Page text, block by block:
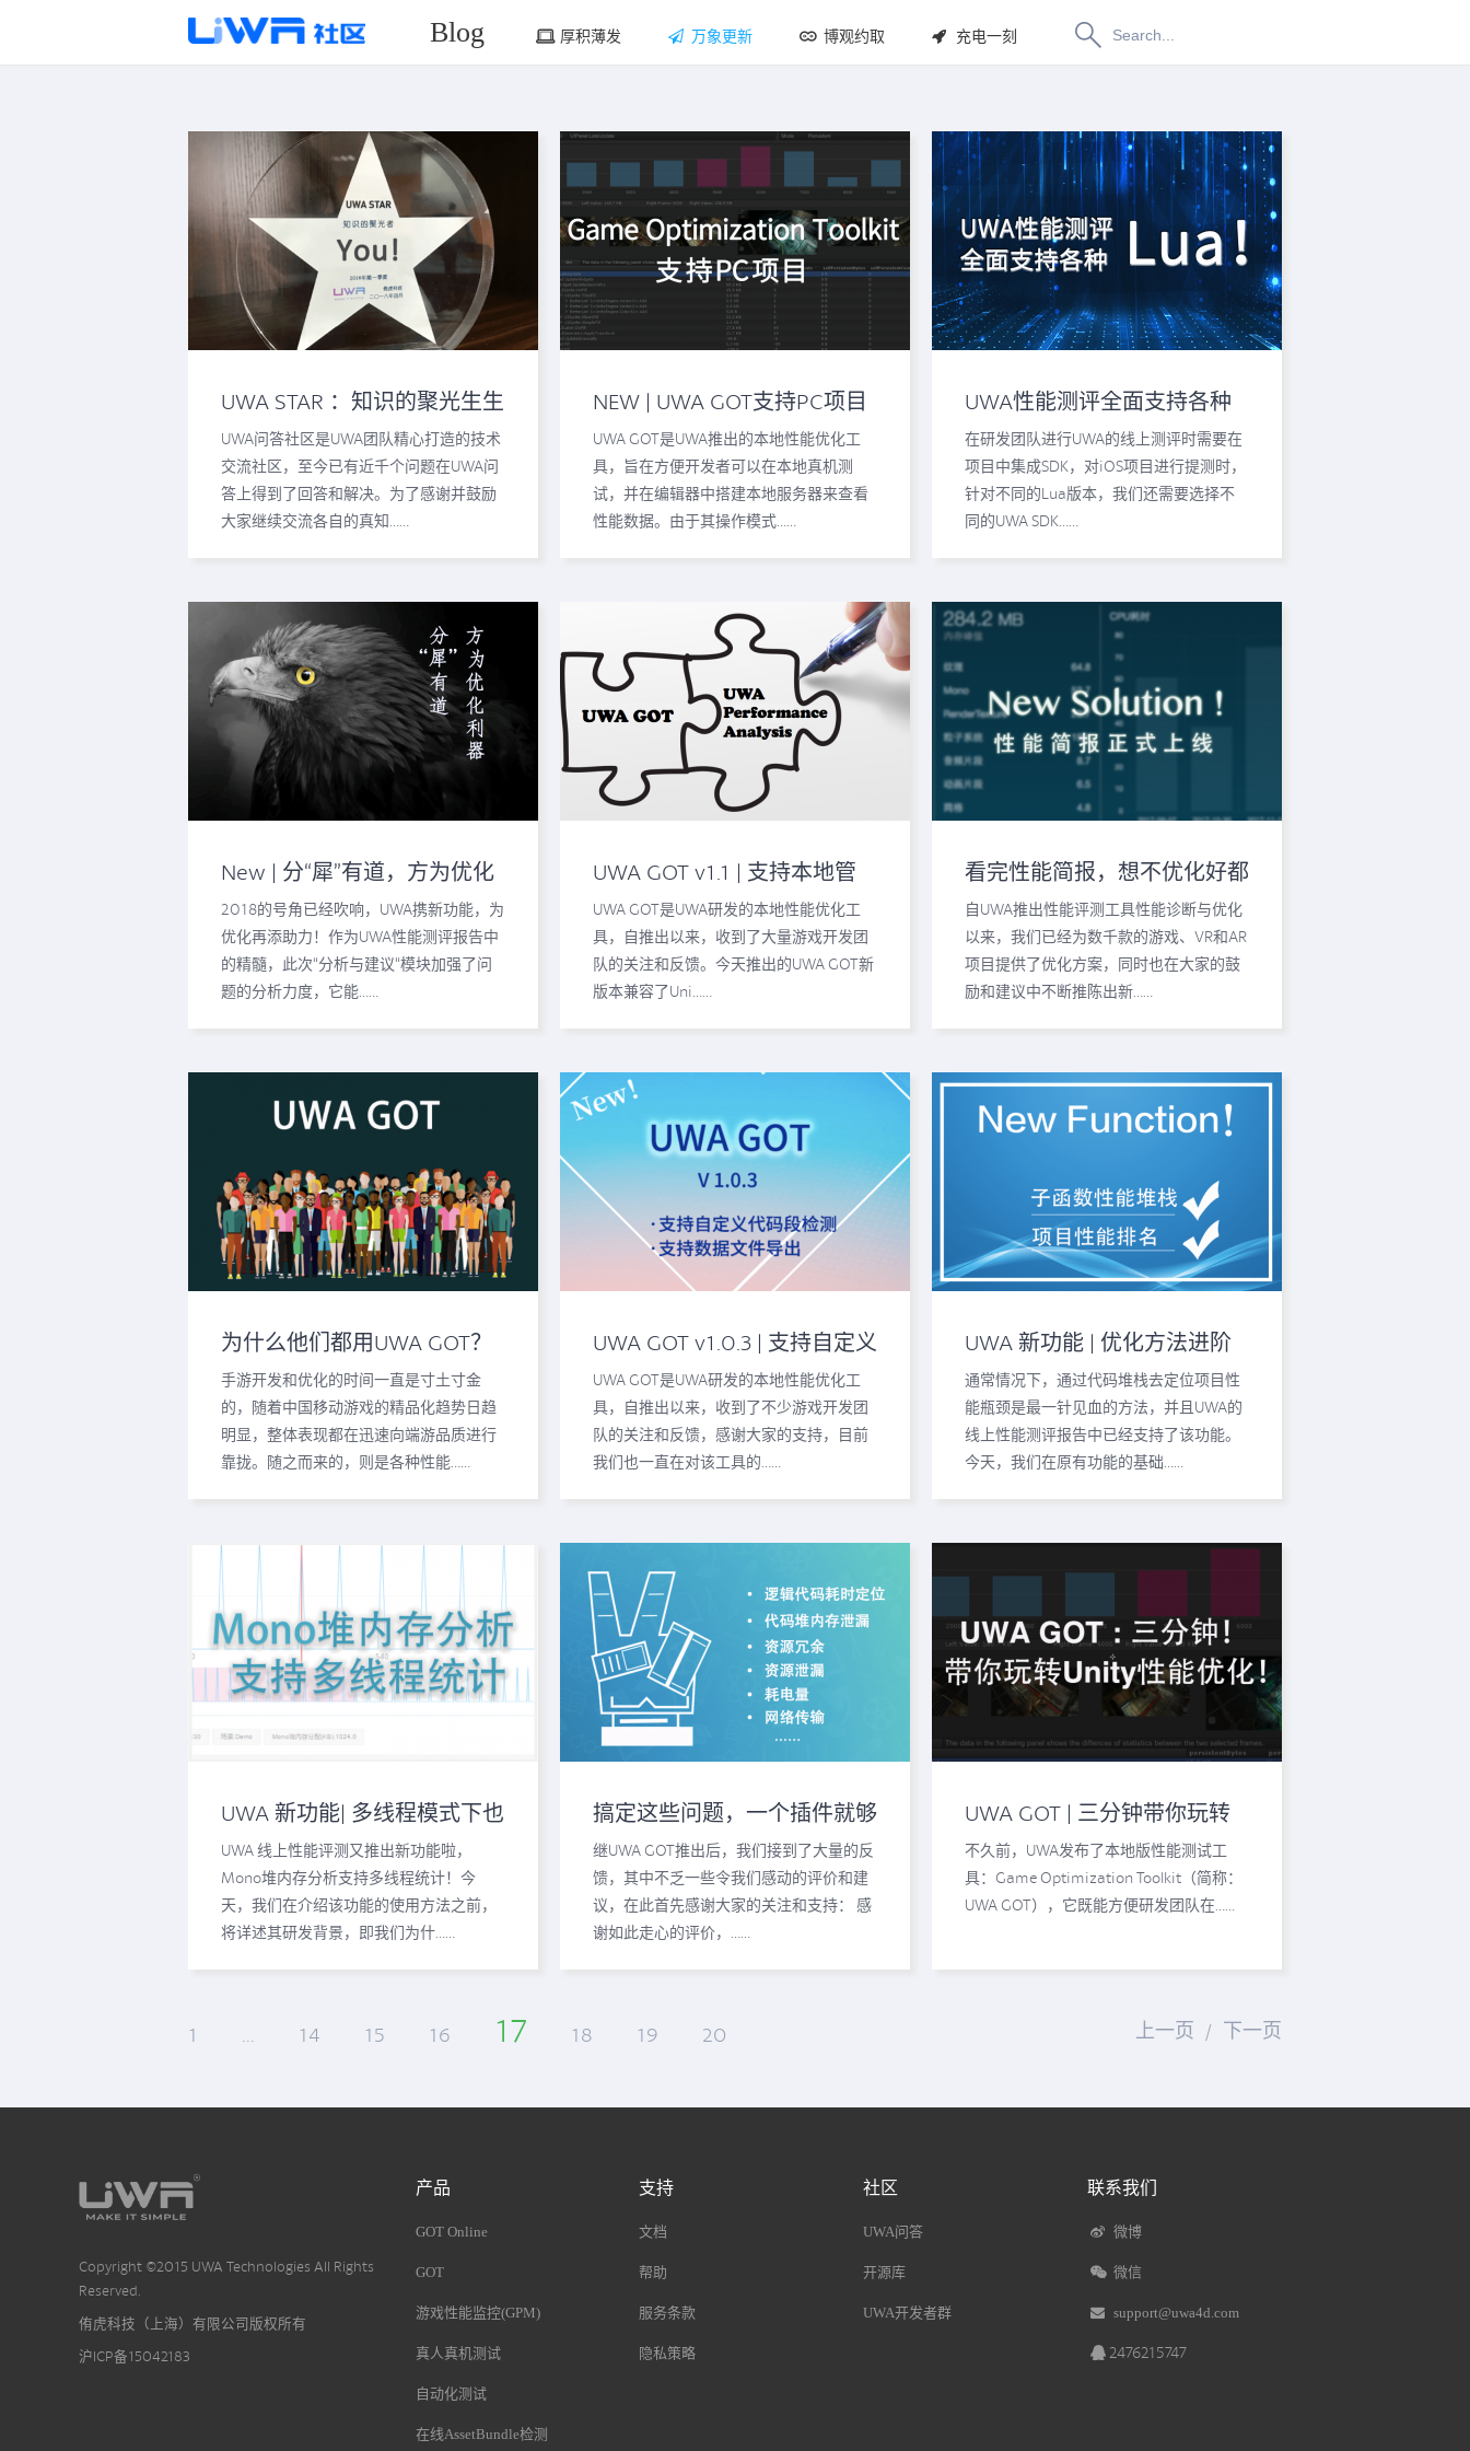
Blog 厚积薄发 万象更新 博观约取 充电一刻 博物纳新
UWA STAR ：知识的聚光生生
不息
UWA问答社区是UWA团队精心打造的技术
交流社区，至今已有近千个问题在UWA问
答上得到了回答和解决。为了感谢并鼓励
大家继续交流各自的真知……
NEW | UWA GOT支持PC项目
UWA GOT是UWA推出的本地性能优化工
具，旨在方便开发者可以在本地真机测
试，并在编辑器中搭建本地服务器来查看
性能数据。由于其操作模式……
UWA性能测评全面支持各种
Lua！
在研发团队进行UWA的线上测评时需要在
项目中集成SDK，对iOS项目进行提测时，
针对不同的Lua版本，我们还需要选择不
同的UWA SDK……
New | 分“犀”有道，方为优化
“利”器！
2018的号角已经吹响，UWA携新功能，为
优化再添助力！作为UWA性能测评报告中
的精髓，此次“分析与建议“模块加强了问
题的分析力度，它能……
UWA GOT v1.1 | 支持本地管
理深度测评、全新的UWA
API、兼容Unity 2017.3
UWA GOT是UWA研发的本地性能优化工
具，自推出以来，收到了大量游戏开发团
队的关注和反馈。今天推出的UWA GOT新
版本兼容了Uni……
看完性能简报，想不优化好都
难！
自UWA推出性能评测工具性能诊断与优化
以来，我们已经为数千款的游戏、VR和AR
项目提供了优化方案，同时也在大家的鼓
励和建议中不断推陈出新……
为什么他们都用UWA GOT？
手游开发和优化的时间一直是寸土寸金
的，随着中国移动游戏的精品化趋势日趋
明显，整体表现都在迅速向端游品质进行
靠拢。随之而来的，则是各种性能……
UWA GOT v1.0.3 | 支持自定义
代码段检测、支持数据导出
UWA GOT是UWA研发的本地性能优化工
具，自推出以来，收到了不少游戏开发团
队的关注和反馈，感谢大家的支持，目前
我们也一直在对该工具的……
UWA 新功能 | 优化方法进阶
—定位子函数的开销
通常情况下，通过代码堆栈去定位项目性
能瓶颈是最一针见血的方法，并且UWA的
线上性能测评报告中已经支持了该功能。
今天，我们在原有功能的基础……
UWA 新功能| 多线程模式下也
能定位堆内存问题了！
UWA 线上性能评测又推出新功能啦，
Mono堆内存分析支持多线程统计！今
天，我们在介绍该功能的使用方法之前，
将详述其研发背景，即我们为什……
搞定这些问题，一个插件就够
了！—UWA GOT 功能全剖析
继UWA GOT推出后，我们接到了大量的反
馈，其中不乏一些令我们感动的评价和建
议，在此首先感谢大家的关注和支持： 感
谢如此走心的评价，……
UWA GOT | 三分钟带你玩转
Unity性能优化！
不久前，UWA发布了本地版性能测试工
具：Game Optimization Toolkit（简称：
UWA GOT），它既能方便研发团队在……
1 ... 14 15 16 17 18 19 20 上一页 / 下一页
Copyright ©2015 UWA Technologies All Rights
Reserved.
侑虎科技（上海）有限公司版权所有
沪ICP备15042183
产品
GOT Online
GOT
游戏性能监控(GPM)
真人真机测试
自动化测试
在线AssetBundle检测
支持
文档
帮助
服务条款
隐私策略
社区
UWA问答
开源库
UWA开发者群
联系我们
微博
微信
support@uwa4d.com
2476215747